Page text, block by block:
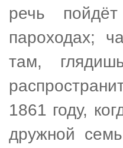
речь
пароходах;
там,
1861 году,
дружной